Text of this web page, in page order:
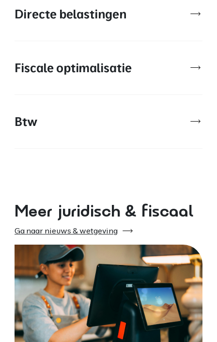
Directe belastingen
Fiscale optimalisatie
Btw
Meer juridisch & fiscaal
Ga naar nieuws & wetgeving